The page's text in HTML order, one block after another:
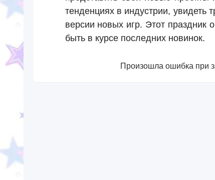
тенденциях в индустрии,
версии новых игр. Этот праздник
быть в курсе последних новинок.
Произошла ошибка при